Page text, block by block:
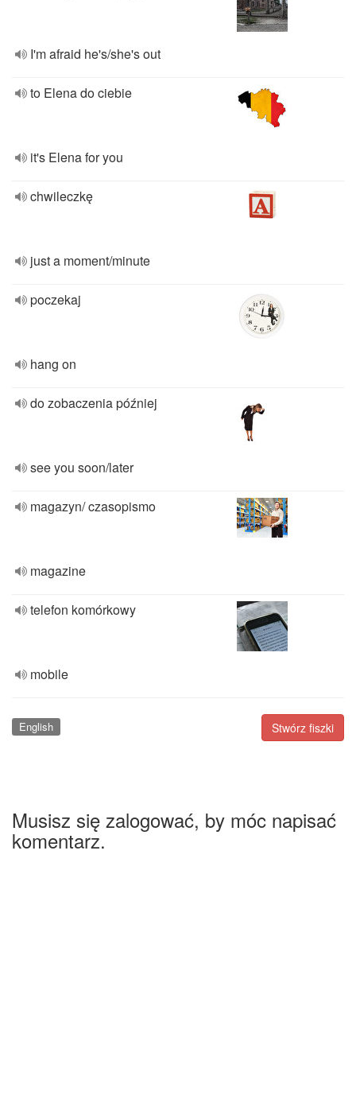
I'm afraid he's/she's out
to Elena do ciebie
it's Elena for you
chwileczkę
just a moment/minute
poczekaj
hang on
do zobaczenia później
see you soon/later
magazyn/ czasopismo
magazine
telefon komórkowy
mobile
Stwórz fiszki
English
Musisz się zalogować, by móc napisać
komentarz.